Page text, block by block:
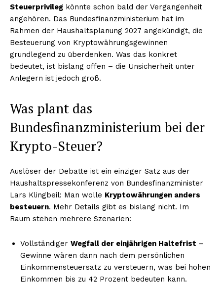
Steuerprivileg könnte schon bald der Vergangenheit
angehören. Das Bundesfinanzministerium hat im
Rahmen der Haushaltsplanung 2027 angekündigt, die
Besteuerung von Kryptowährungsgewinnen
grundlegend zu überdenken. Was das konkret
bedeutet, ist bislang offen – die Unsicherheit unter
Anlegern ist jedoch groß.
Was plant das
Bundesfinanzministerium bei der
Krypto-Steuer?
Auslöser der Debatte ist ein einziger Satz aus der
Haushaltspressekonferenz von Bundesfinanzminister
Lars Klingbeil: Man wolle Kryptowährungen anders
besteuern. Mehr Details gibt es bislang nicht. Im
Raum stehen mehrere Szenarien:
Vollständiger Wegfall der einjährigen Haltefrist –
Gewinne wären dann nach dem persönlichen
Einkommensteuersatz zu versteuern, was bei hohen
Einkommen bis zu 42 Prozent bedeuten kann.